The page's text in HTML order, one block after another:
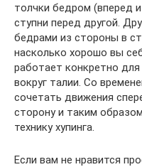
толчки бедром (вперед
ступни перед другой.
бедрами из стороны в
насколько хорошо вы
работает конкретно
вокруг талии. Со
сочетать движения
сторону и таким
технику хупинга.
Если вам не нравится